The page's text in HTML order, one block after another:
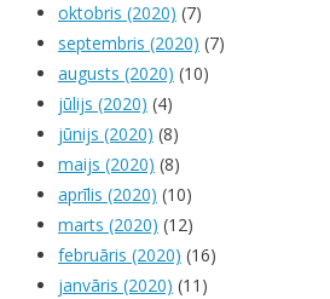
oktobris (2020) (7)
septembris (2020) (7)
augusts (2020) (10)
jūlijs (2020) (4)
jūnijs (2020) (8)
maijs (2020) (8)
aprīlis (2020) (10)
marts (2020) (12)
februāris (2020) (16)
janvāris (2020) (11)